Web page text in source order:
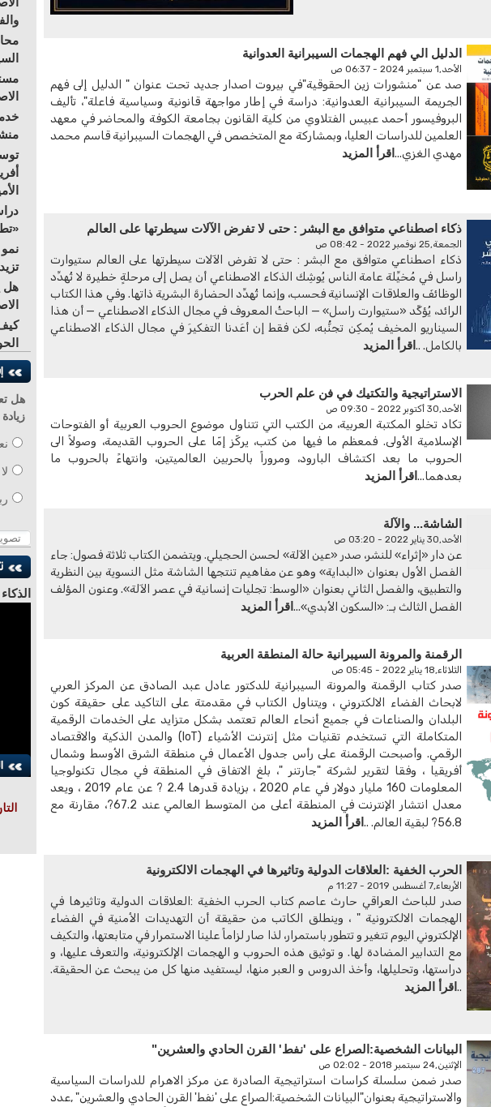
الدليل الي فهم الهجمات السيبرانية العدوانية
الأحد,1 سبتمبر 2024 - 06:37 ص
صد عن "منشورات زين الحقوقية"في بيروت اصدار جديد تحت عنوان " الدليل إلى فهم
الجريمة السيبرانية العدوانية: دراسة في إطار مواجهة قانونية وسياسية فاعلة"، تأليف
البروفيسور أحمد عبيس الفتلاوي من كلية القانون بجامعة الكوفة والمحاضر في معهد
العلمين للدراسات العليا، وبمشاركة مع المتخصص في الهجمات السيبرانية قاسم محمد
مهدي الغزي... اقرأ المزيد
ذكاء اصطناعي متوافق مع البشر : حتى لا تفرض الآلات سيطرتها على العالم
الجمعة,25 نوفمبر 2022 - 08:42 ص
ذكاء اصطناعي متوافق مع البشر : حتى لا تفرض الآلات سيطرتها على العالم ستيوارت
راسل في مُخيِّلة عامة الناس يُوشِك الذكاء الاصطناعي أن يصل إلى مرحلةٍ خطيرة لا تُهدِّد
الوظائفَ والعلاقات الإنسانية فحسب، وإنما تُهدِّد الحضارةَ البشرية ذاتها. وفي هذا الكتاب
الرائد، يُؤكِّد «ستيوارت راسل» — الباحثُ المعروف في مجال الذكاء الاصطناعي — أن هذا
السيناريو المخيف يُمكِن تجنُّبه، لكن فقط إن أعَدنا التفكيرَ في مجال الذكاء الاصطناعي
بالكامل. .. اقرأ المزيد
الاستراتيجية والتكتيك في فن علم الحرب
الأحد,30 أكتوبر 2022 - 09:30 ص
تكاد تخلو المكتبة العربية، من الكتب التي تتناول موضوع الحروب العربية أو الفتوحات
الإسلامية الأولى. فمعظم ما فيها من كتب، يركّز إمّا على الحروب القديمة، وصولاً الى
الحروب ما بعد اكتشاف البارود، ومروراً بالحربين العالميتين، وانتهاءً بالحروب ما
بعدهما... اقرأ المزيد
الشاشة... والآلة
الأحد,30 يناير 2022 - 03:20 ص
عن دار «إثراء» للنشر، صدر «عين الآلة» لحسن الحجيلي. ويتضمن الكتاب ثلاثة فصول: جاء
الفصل الأول بعنوان «البداية» وهو عن مفاهيم تنتجها الشاشة مثل النسوية بين النظرية
والتطبيق، والفصل الثاني بعنوان «الوسط: تجليات إنسانية في عصر الآلة». وعنون المؤلف
الفصل الثالث بـ: «السكون الأبدي»... اقرأ المزيد
الرقمنة والمرونة السيبرانية حالة المنطقة العربية
الثلاثاء,18 يناير 2022 - 05:45 ص
صدر كتاب الرقمنة والمرونة السيبرانية للدكتور عادل عبد الصادق عن المركز العربي
لابحاث الفضاء الالكتروني ، ويتناول الكتاب في مقدمتة على التاكيد على حقيقة كون
البلدان والصناعات في جميع أنحاء العالم تعتمد بشكل متزايد على الخدمات الرقمية
المتكاملة التي تستخدم تقنيات مثل إنترنت الأشياء (IoT) والمدن الذكية والاقتصاد
الرقمي. وأصبحت الرقمنة على رأس جدول الأعمال في منطقة الشرق الأوسط وشمال
أفريقيا ، وفقا لتقرير لشركة "جارتنر "، بلغ الاتفاق في المنطقة في مجال تكنولوجيا
المعلومات 160 مليار دولار في عام 2020 ، بزيادة قدرها 2.4 ? عن عام 2019 ، ويعد
معدل انتشار الإنترنت في المنطقة أعلى من المتوسط العالمي عند 67.2?، مقارنة مع
56.8? لبقية العالم. ..
اقرأ المزيد
الحرب الخفية :العلاقات الدولية وتاثيرها في الهجمات الالكترونية
الأربعاء,7 أغسطس 2019 - 11:27 م
صدر للباحث العراقي حارث عاصم كتاب الحرب الخفية :العلاقات الدولية وتاثيرها في
الهجمات الالكترونية " ، وينطلق الكاتب من حقيقة أن التهديدات الأمنية في الفضاء
الإلكتروني اليوم تتغير و تتطور باستمرار، لذا صار لزاماً علينا الاستمرار في متابعتها، والتكيف
مع التدابير المضادة لها. و توثيق هذه الحروب و الهجمات الإلكترونية، والتعرف عليها، و
دراستها، وتحليلها، وأخذ الدروس و العبر منها، ليستفيد منها كل من يبحث عن الحقيقة.
.. اقرأ المزيد
البيانات الشخصية:الصراع على 'نفط' القرن الحادي والعشرين"
الإثنين,24 سبتمبر 2018 - 02:02 ص
صدر ضمن سلسلة كراسات استراتيجية الصادرة عن مركز الاهرام للدراسات السياسية
والاستراتيجية بعنوان"البيانات الشخصية:الصراع على 'نفط' القرن الحادي والعشرين" ,عدد
هل
هل
لا